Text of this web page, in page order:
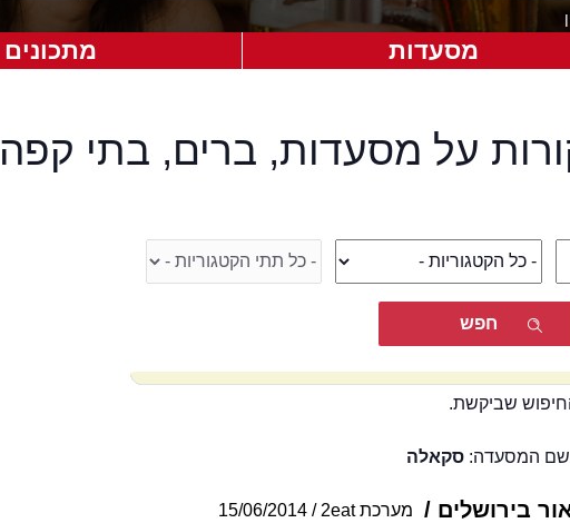
מסעדות מתכונים
על מסעדות, ברים, בתי קפה
שביקשת.
שם המסעדה: סקאלה
בירושלים מערכת 2eat
15/06/2014